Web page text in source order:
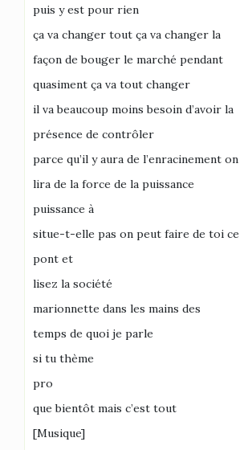
puis y est pour rien
ça va changer tout ça va changer la
façon de bouger le marché pendant
quasiment ça va tout changer
il va beaucoup moins besoin d’avoir la
présence de contrôler
parce qu’il y aura de l’enracinement on
lira de la force de la puissance
puissance à
situe-t-elle pas on peut faire de toi ce
pont et
lisez la société
marionnette dans les mains des
temps de quoi je parle
si tu thème
pro
que bientôt mais c’est tout
[Musique]